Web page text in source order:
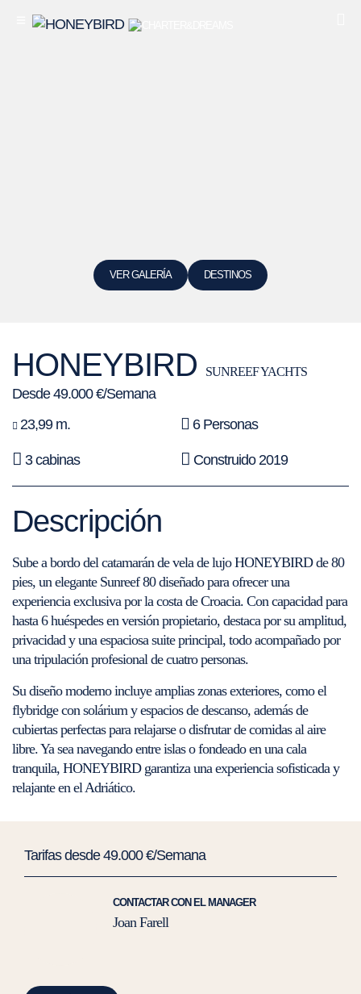
VER GALERÍA DESTINOS
HONEYBIRD SUNREEF YACHTS
Desde 49.000 €/Semana
23,99 m.
6 Personas
3 cabinas Construido 2019
Descripción
Sube a bordo del catamarán de vela de lujo HONEYBIRD de 80
pies, un elegante Sunreef 80 diseñado para ofrecer una
experiencia exclusiva por la costa de Croacia. Con capacidad para
hasta 6 huéspedes en versión propietario, destaca por su amplitud,
privacidad y una espaciosa suite principal, todo acompañado por
una tripulación profesional de cuatro personas.
Su diseño moderno incluye amplias zonas exteriores, como el
flybridge con solárium y espacios de descanso, además de
cubiertas perfectas para relajarse o disfrutar de comidas al aire
libre. Ya sea navegando entre islas o fondeado en una cala
tranquila, HONEYBIRD garantiza una experiencia sofisticada y
relajante en el Adriático.
Tarifas desde 49.000 €/Semana
CONTACTAR CON EL MANAGER
Joan Farell